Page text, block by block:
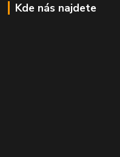
Kde nás najdete